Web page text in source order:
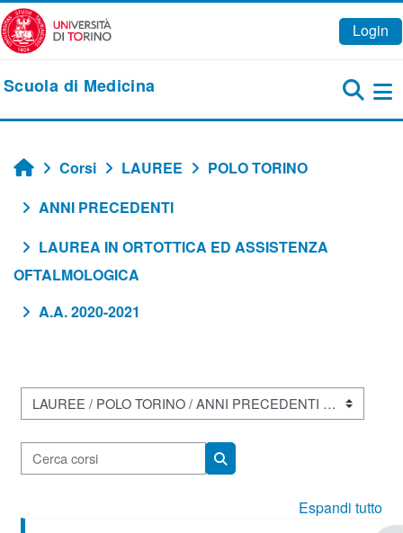
Vai al contenuto principale
Login
Scuola di Medicina
Home
Corsi LAUREE
POLO TORINO
ANNI PRECEDENTI
LAUREA IN ORTOTTICA ED ASSISTENZA
OFTALMOLOGICA
A.A. 2020-2021
Categorie di corso
Cerca corsi
Cerca corsi
Espandi tutto